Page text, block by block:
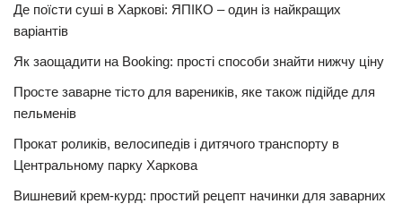
Де поїсти суші в Харкові: ЯПІКО – один із найкращих
варіантів
Як заощадити на Booking: прості способи знайти нижчу ціну
Просте заварне тісто для вареників, яке також підійде для
пельменів
Прокат роликів, велосипедів і дитячого транспорту в
Центральному парку Харкова
Вишневий крем-курд: простий рецепт начинки для заварних